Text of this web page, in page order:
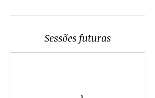
Sessões futuras